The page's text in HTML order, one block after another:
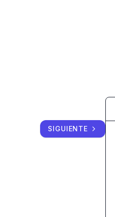
SIGUIENTE